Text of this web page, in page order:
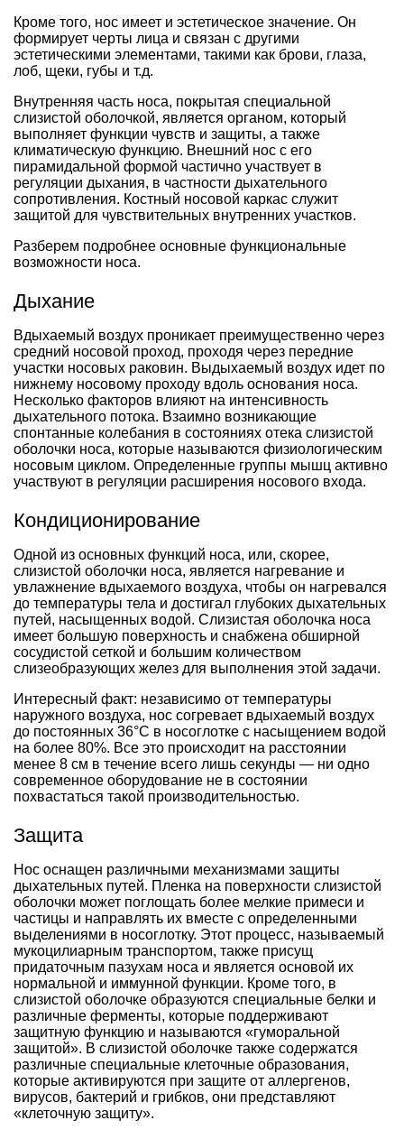
Кроме того, нос имеет и эстетическое значение. Он
формирует черты лица и связан с другими
эстетическими элементами, такими как брови, глаза,
лоб, щеки, губы и т.д.
Внутренняя часть носа, покрытая специальной
слизистой оболочкой, является органом, который
выполняет функции чувств и защиты, а также
климатическую функцию. Внешний нос с его
пирамидальной формой частично участвует в
регуляции дыхания, в частности дыхательного
сопротивления. Костный носовой каркас служит
защитой для чувствительных внутренних участков.
Разберем подробнее основные функциональные
возможности носа.
Дыхание
Вдыхаемый воздух проникает преимущественно через
средний носовой проход, проходя через передние
участки носовых раковин. Выдыхаемый воздух идет по
нижнему носовому проходу вдоль основания носа.
Несколько факторов влияют на интенсивность
дыхательного потока. Взаимно возникающие
спонтанные колебания в состояниях отека слизистой
оболочки носа, которые называются физиологическим
носовым циклом. Определенные группы мышц активно
участвуют в регуляции расширения носового входа.
Кондиционирование
Одной из основных функций носа, или, скорее,
слизистой оболочки носа, является нагревание и
увлажнение вдыхаемого воздуха, чтобы он нагревался
до температуры тела и достигал глубоких дыхательных
путей, насыщенных водой. Слизистая оболочка носа
имеет большую поверхность и снабжена обширной
сосудистой сеткой и большим количеством
слизеобразующих желез для выполнения этой задачи.
Интересный факт: независимо от температуры
наружного воздуха, нос согревает вдыхаемый воздух
до постоянных 36°C в носоглотке с насыщением водой
на более 80%. Все это происходит на расстоянии
менее 8 см в течение всего лишь секунды — ни одно
современное оборудование не в состоянии
похвастаться такой производительностью.
Защита
Нос оснащен различными механизмами защиты
дыхательных путей. Пленка на поверхности слизистой
оболочки может поглощать более мелкие примеси и
частицы и направлять их вместе с определенными
выделениями в носоглотку. Этот процесс, называемый
мукоцилиарным транспортом, также присущ
придаточным пазухам носа и является основой их
нормальной и иммунной функции. Кроме того, в
слизистой оболочке образуются специальные белки и
различные ферменты, которые поддерживают
защитную функцию и называются «гуморальной
защитой». В слизистой оболочке также содержатся
различные специальные клеточные образования,
которые активируются при защите от аллергенов,
вирусов, бактерий и грибков, они представляют
«клеточную защиту».